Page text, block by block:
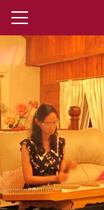
Skip
content
รีงานแต่ง
งานเลี้ยง
จราคาวงดนตรี
Search
for: